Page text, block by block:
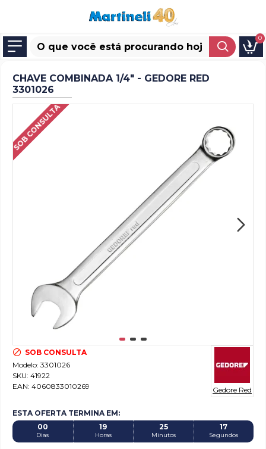
0
CHAVE COMBINADA 1/4" - GEDORE RED
3301026
SOB CONSULTA
SOB CONSULTA
Modelo: 3301026
SKU: 41922
EAN: 4060833010269 Gedore Red
ESTA OFERTA TERMINA EM:
00
Dias
19
Horas
25
Minutos
16
Segundos